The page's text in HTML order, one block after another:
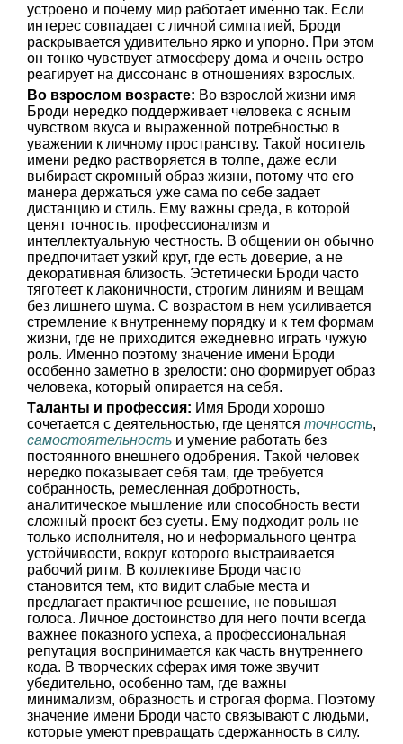
устроено и почему мир работает именно так. Если
интерес совпадает с личной симпатией, Броди
раскрывается удивительно ярко и упорно. При этом
он тонко чувствует атмосферу дома и очень остро
реагирует на диссонанс в отношениях взрослых.
Во взрослом возрасте: Во взрослой жизни имя
Броди нередко поддерживает человека с ясным
чувством вкуса и выраженной потребностью в
уважении к личному пространству. Такой носитель
имени редко растворяется в толпе, даже если
выбирает скромный образ жизни, потому что его
манера держаться уже сама по себе задает
дистанцию и стиль. Ему важны среда, в которой
ценят точность, профессионализм и
интеллектуальную честность. В общении он обычно
предпочитает узкий круг, где есть доверие, а не
декоративная близость. Эстетически Броди часто
тяготеет к лаконичности, строгим линиям и вещам
без лишнего шума. С возрастом в нем усиливается
стремление к внутреннему порядку и к тем формам
жизни, где не приходится ежедневно играть чужую
роль. Именно поэтому значение имени Броди
особенно заметно в зрелости: оно формирует образ
человека, который опирается на себя.
Таланты и профессия: Имя Броди хорошо
сочетается с деятельностью, где ценятся точность,
самостоятельность и умение работать без
постоянного внешнего одобрения. Такой человек
нередко показывает себя там, где требуется
собранность, ремесленная добротность,
аналитическое мышление или способность вести
сложный проект без суеты. Ему подходит роль не
только исполнителя, но и неформального центра
устойчивости, вокруг которого выстраивается
рабочий ритм. В коллективе Броди часто
становится тем, кто видит слабые места и
предлагает практичное решение, не повышая
голоса. Личное достоинство для него почти всегда
важнее показного успеха, а профессиональная
репутация воспринимается как часть внутреннего
кода. В творческих сферах имя тоже звучит
убедительно, особенно там, где важны
минимализм, образность и строгая форма. Поэтому
значение имени Броди часто связывают с людьми,
которые умеют превращать сдержанность в силу.